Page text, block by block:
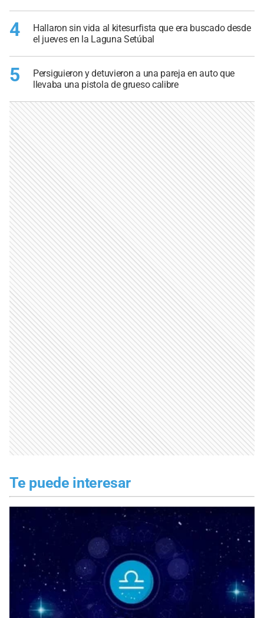
4
Hallaron sin vida al kitesurfista que era buscado desde
el jueves en la Laguna Setúbal
5
Persiguieron y detuvieron a una pareja en auto que
llevaba una pistola de grueso calibre
Te puede interesar